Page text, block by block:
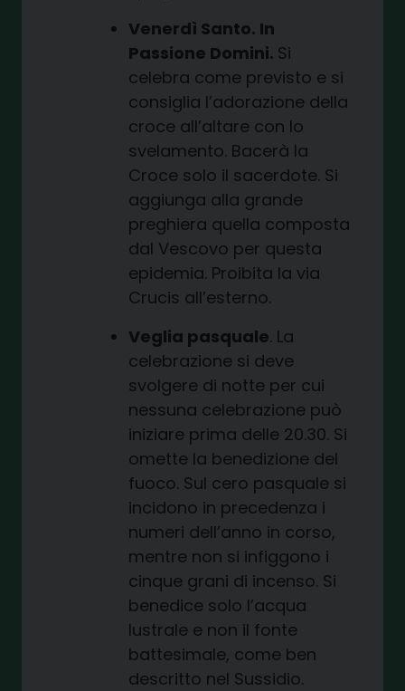
Venerdì Santo. In
Passione Domini. Si
celebra come previsto e si
consiglia l’adorazione della
croce all’altare con lo
svelamento. Bacerà la
Croce solo il sacerdote. Si
aggiunga alla grande
preghiera quella composta
dal Vescovo per questa
epidemia. Proibita la via
Crucis all’esterno.
Veglia pasquale. La
celebrazione si deve
svolgere di notte per cui
nessuna celebrazione può
iniziare prima delle 20.30. Si
omette la benedizione del
fuoco. Sul cero pasquale si
incidono in precedenza i
numeri dell’anno in corso,
mentre non si infiggono i
cinque grani di incenso. Si
benedice solo l’acqua
lustrale e non il fonte
battesimale, come ben
descritto nel Sussidio.